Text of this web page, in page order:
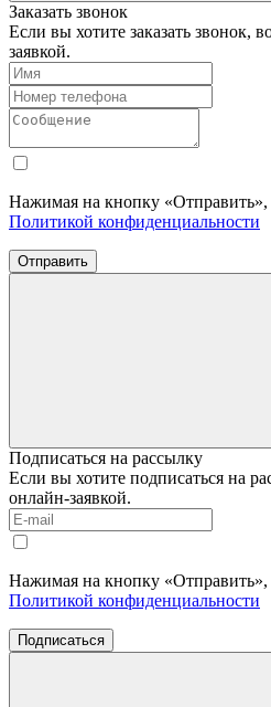
Заказать звонок
Если вы хотите заказать звонок,
заявкой.
Нажимая на кнопку «Отправить»,
Политикой конфиденциальности
Отправить
Подписаться на рассылку
Если вы хотите подписаться на
онлайн-заявкой.
Нажимая на кнопку «Отправить»,
Политикой конфиденциальности
Подписаться